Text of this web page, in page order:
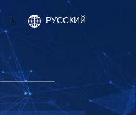
РУССКИЙ